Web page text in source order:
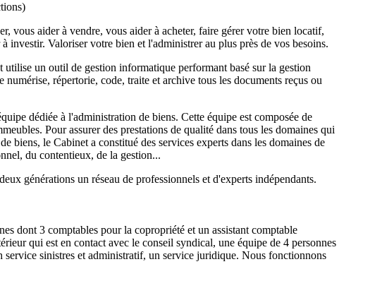
vous aider à vendre, vous aider à acheter, faire gérer votre bien locatif,
investir. Valoriser votre bien et l'administrer au plus près de vos besoins.
un outil de gestion informatique performant basé sur la gestion
numérise, répertorie, code, traite et archive tous les documents reçus ou
dédiée à l'administration de biens. Cette équipe est composée de
Pour assurer des prestations de qualité dans tous les domaines qui
biens, le Cabinet a constitué des services experts dans les domaines de
du contentieux, de la gestion...
générations un réseau de professionnels et d'experts indépendants.
dont 3 comptables pour la copropriété et un assistant comptable
qui est en contact avec le conseil syndical, une équipe de 4 personnes
service sinistres et administratif, un service juridique. Nous fonctionnons